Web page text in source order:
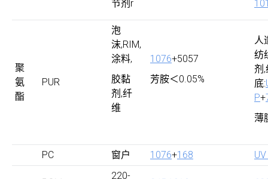
节剂r
聚
氨
酯
PUR
泡
沫,RIM,
涂料,
胶黏
剂,纤
维
1076+5057
芳胺＜0.05%
人
纺
剂
底:
P+
薄
PC 窗户 1076+168 UV
220-